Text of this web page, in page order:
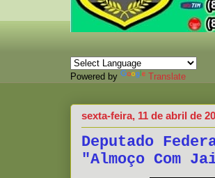
Powered by Translate
sexta-feira, 11 de abril de
Deputado
"Almoço Com